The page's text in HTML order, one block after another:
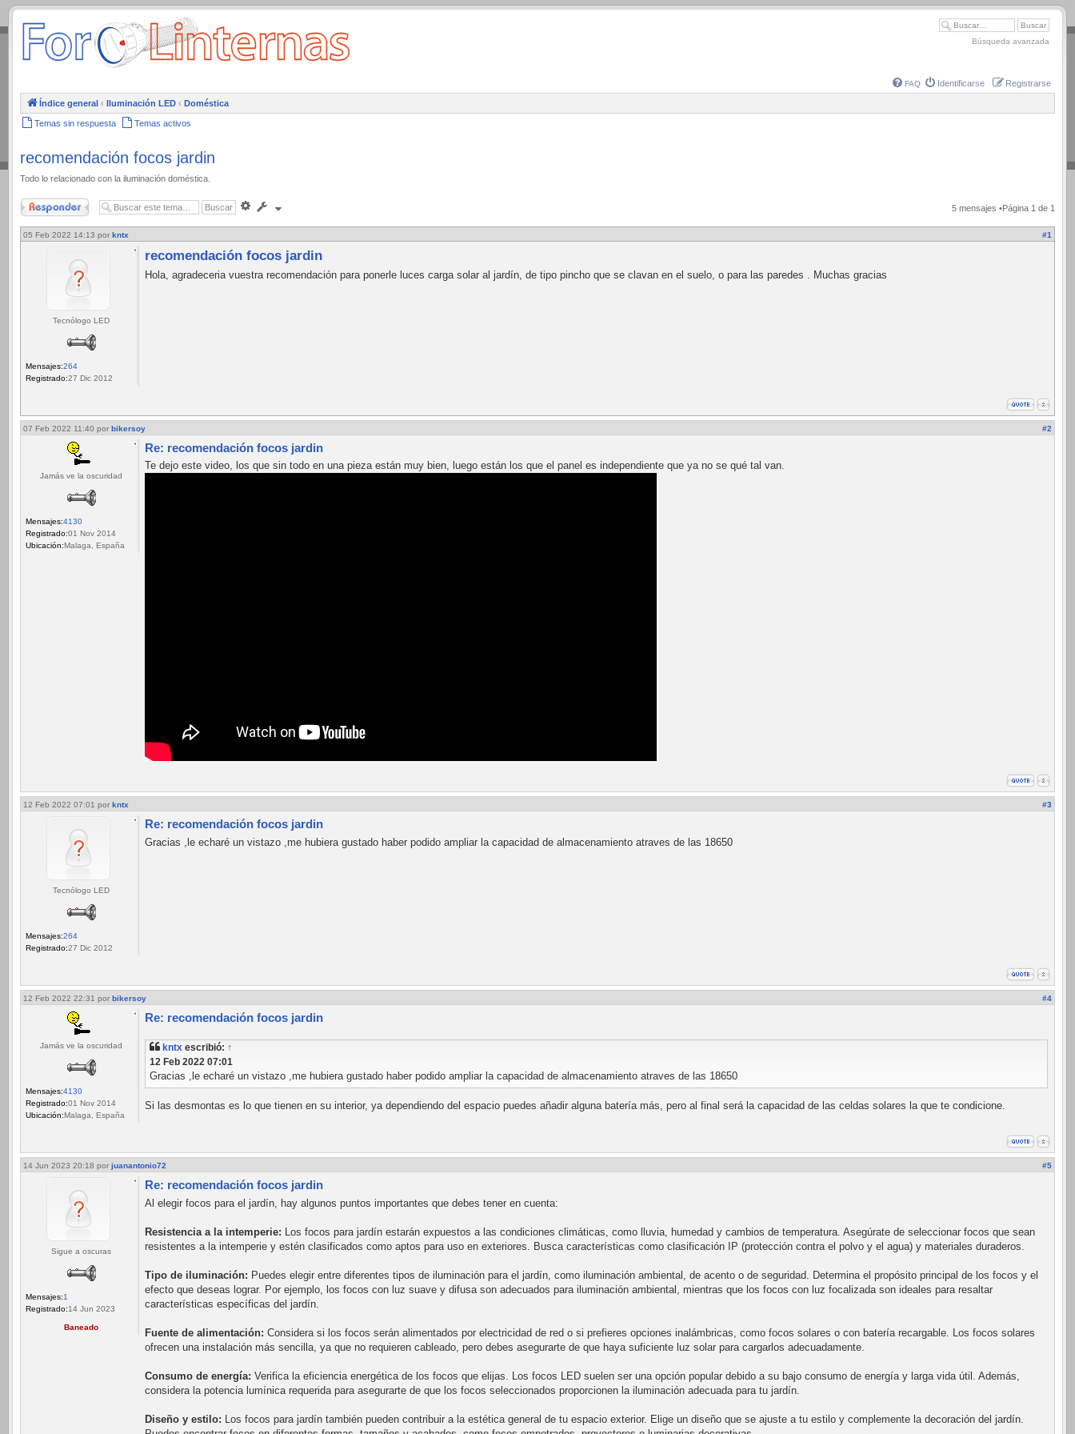
.
Búsqueda avanzada
FAQ Identificarse Registrarse
Índice general ‹ Iluminación LED ‹ Doméstica
Temas sin respuesta Temas activos
recomendación focos jardin
Todo lo relacionado con la iluminación doméstica.
Responder
Búsqueda
5 mensajes •Página 1 de 1
05 Feb 2022 14:13 por kntx #1
Tecnólogo LED
Mensajes:264
Registrado:27 Dic 2012
recomendación focos jardin
Hola, agradeceria vuestra recomendación para ponerle luces carga solar al jardín, de tipo pincho que se clavan en el suelo, o para las paredes . Muchas gracias
07 Feb 2022 11:40 por bikersoy #2
Jamás ve la oscuridad
Mensajes:4130
Registrado:01 Nov 2014
Ubicación:Malaga, España
Re: recomendación focos jardin
Te dejo este video, los que sin todo en una pieza están muy bien, luego están los que el panel es independiente que ya no se qué tal van.
12 Feb 2022 07:01 por kntx #3
Tecnólogo LED
Mensajes:264
Registrado:27 Dic 2012
Re: recomendación focos jardin
Gracias ,le echaré un vistazo ,me hubiera gustado haber podido ampliar la capacidad de almacenamiento atraves de las 18650
12 Feb 2022 22:31 por bikersoy #4
Jamás ve la oscuridad
Mensajes:4130
Registrado:01 Nov 2014
Ubicación:Malaga, España
Re: recomendación focos jardin
kntx escribió: ↑
12 Feb 2022 07:01
Gracias ,le echaré un vistazo ,me hubiera gustado haber podido ampliar la capacidad de almacenamiento atraves de las 18650
Si las desmontas es lo que tienen en su interior, ya dependiendo del espacio puedes añadir alguna batería más, pero al final será la capacidad de las celdas solares la que te condicione.
14 Jun 2023 20:18 por juanantonio72 #5
Sigue a oscuras
Mensajes:1
Registrado:14 Jun 2023
Baneado
Re: recomendación focos jardin
Al elegir focos para el jardín, hay algunos puntos importantes que debes tener en cuenta:
Resistencia a la intemperie: Los focos para jardín estarán expuestos a las condiciones climáticas, como lluvia, humedad y cambios de temperatura. Asegúrate de seleccionar focos que sean
resistentes a la intemperie y estén clasificados como aptos para uso en exteriores. Busca características como clasificación IP (protección contra el polvo y el agua) y materiales duraderos.
Tipo de iluminación: Puedes elegir entre diferentes tipos de iluminación para el jardín, como iluminación ambiental, de acento o de seguridad. Determina el propósito principal de los focos y el
efecto que deseas lograr. Por ejemplo, los focos con luz suave y difusa son adecuados para iluminación ambiental, mientras que los focos con luz focalizada son ideales para resaltar
características específicas del jardín.
Fuente de alimentación: Considera si los focos serán alimentados por electricidad de red o si prefieres opciones inalámbricas, como focos solares o con batería recargable. Los focos solares
ofrecen una instalación más sencilla, ya que no requieren cableado, pero debes asegurarte de que haya suficiente luz solar para cargarlos adecuadamente.
Consumo de energía: Verifica la eficiencia energética de los focos que elijas. Los focos LED suelen ser una opción popular debido a su bajo consumo de energía y larga vida útil. Además,
considera la potencia lumínica requerida para asegurarte de que los focos seleccionados proporcionen la iluminación adecuada para tu jardín.
Diseño y estilo: Los focos para jardín también pueden contribuir a la estética general de tu espacio exterior. Elige un diseño que se ajuste a tu estilo y complemente la decoración del jardín.